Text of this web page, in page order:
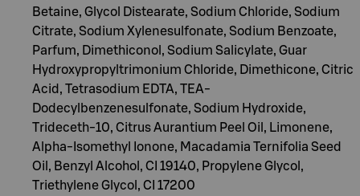
Betaine, Glycol Distearate, Sodium Chloride, Sodium
Citrate, Sodium Xylenesulfonate, Sodium Benzoate,
Parfum, Dimethiconol, Sodium Salicylate, Guar
Hydroxypropyltrimonium Chloride, Dimethicone, Citric
Acid, Tetrasodium EDTA, TEA-
Dodecylbenzenesulfonate, Sodium Hydroxide,
Trideceth-10, Citrus Aurantium Peel Oil, Limonene,
Alpha-Isomethyl Ionone, Macadamia Ternifolia Seed
Oil, Benzyl Alcohol, CI 19140, Propylene Glycol,
Triethylene Glycol, CI 17200